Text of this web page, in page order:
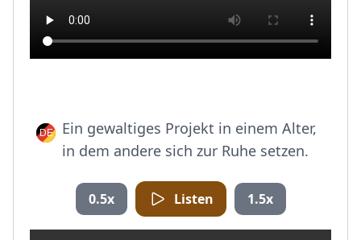
Ein gewaltiges Projekt in einem Alter,
in dem andere sich zur Ruhe setzen.
0.5x Listen 1.5x